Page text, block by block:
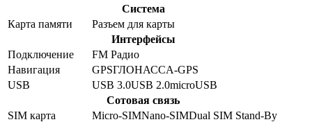
Система
Карта памяти
Разъем для карты
Интерфейсы
Подключение
FM Радио
Навигация
GPSГЛОНАССA-GPS
USB
USB 3.0USB 2.0microUSB
Сотовая связь
SIM карта
Micro-SIMNano-SIMDual SIM Stand-By